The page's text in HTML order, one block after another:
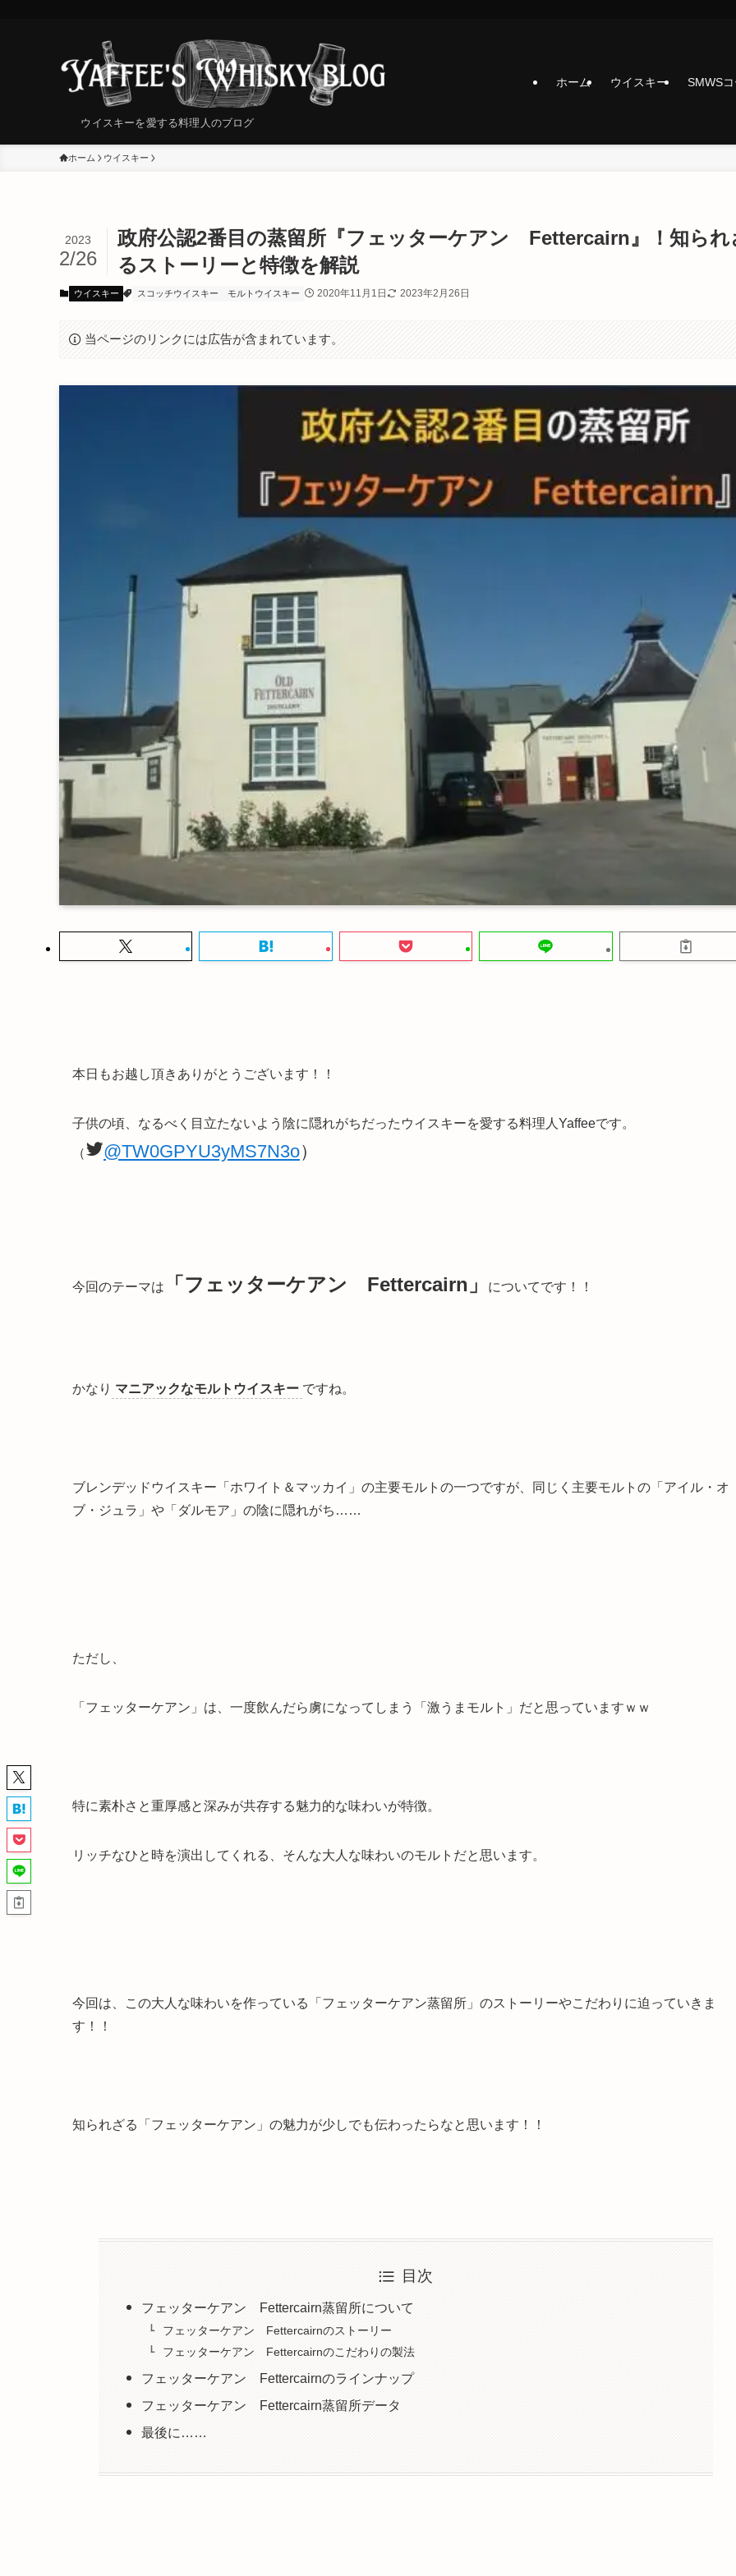
ウイスキーを愛する料理人のブログ
ホーム ウイスキー SMWS
ホーム ウイスキー
政府公認2番目の蒸留所『フェッターケアン Fettercairn』！知られ
るストーリーと特徴を解説
2023
2/26
ウイスキー スコッチウイスキー モルトウイスキー 2020年11月1日 2023年2月26日
当ページのリンクには広告が含まれています。
本日もお越し頂きありがとうございます！！
子供の頃、なるべく目立たないよう陰に隠れがちだったウイスキーを愛する料理人Yaffeeです。
（ @TW0GPYU3yMS7N3o）
今回のテーマは 「フェッターケアン Fettercairn」 についてです！！
かなり マニアックなモルトウイスキー ですね。
ブレンデッドウイスキー「ホワイト＆マッカイ」の主要モルトの一つですが、同じく主要モルトの「アイル・オ
ブ・ジュラ」や「ダルモア」の陰に隠れがち……
ただし、
「フェッターケアン」は、一度飲んだら虜になってしまう「激うまモルト」だと思っていますｗｗ
特に素朴さと重厚感と深みが共存する魅力的な味わいが特徴。
リッチなひと時を演出してくれる、そんな大人な味わいのモルトだと思います。
今回は、この大人な味わいを作っている「フェッターケアン蒸留所」のストーリーやこだわりに迫っていきま
す！！
知られざる「フェッターケアン」の魅力が少しでも伝わったらなと思います！！
目次
フェッターケアン Fettercairn蒸留所について
フェッターケアン Fettercairnのストーリー
フェッターケアン Fettercairnのこだわりの製法
フェッターケアン Fettercairnのラインナップ
フェッターケアン Fettercairn蒸留所データ
最後に……